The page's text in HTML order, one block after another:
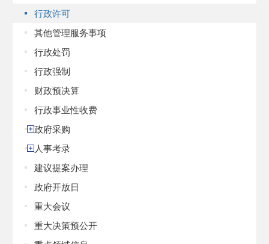
行政许可
其他管理服务事项
行政处罚
行政强制
财政预决算
行政事业性收费
政府采购
人事考录
建议提案办理
政府开放日
重大会议
重大决策预公开